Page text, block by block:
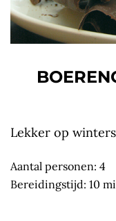
Lekker op
Aantal personen: 4
Bereidingstijd: 10